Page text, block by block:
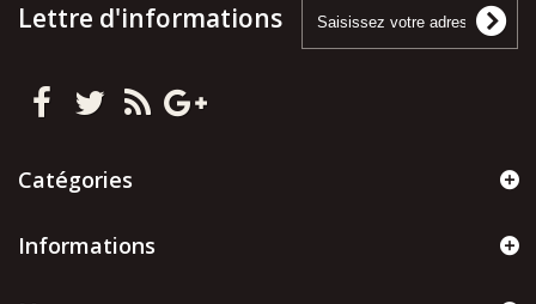
Lettre d'informations
Catégories
Informations